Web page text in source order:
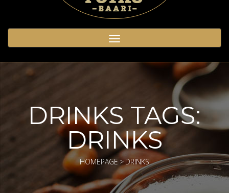
Toggle
navigation
DRINKS TAGS:
DRINKS
HOMEPAGE >DRINKS